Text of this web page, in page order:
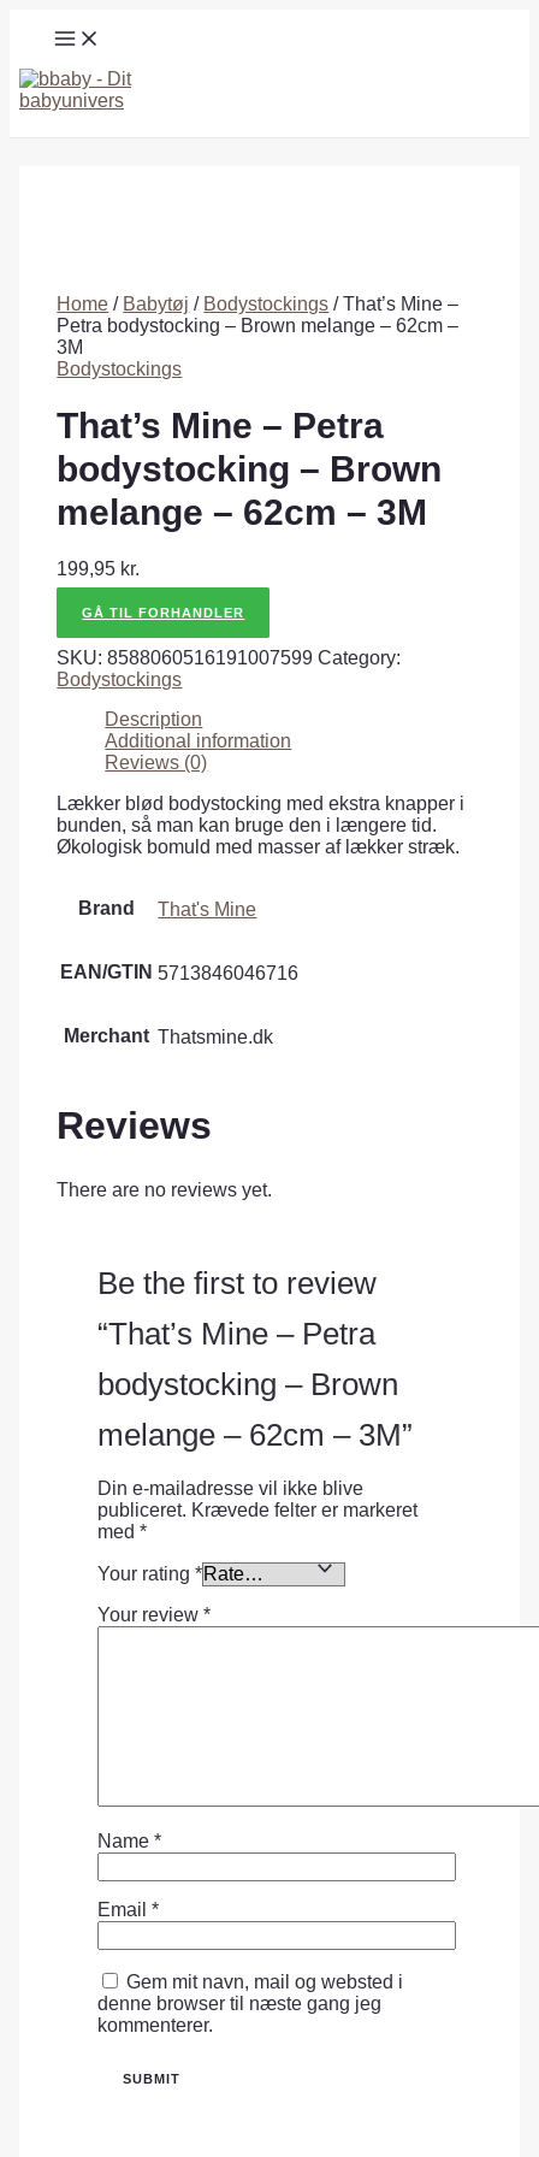
MAIN
MENU
Home / Babytøj / Bodystockings / That’s Mine –
Petra bodystocking – Brown melange – 62cm –
3M
Bodystockings
That’s Mine – Petra
bodystocking – Brown
melange – 62cm – 3M
199,95 kr.
GÅ TIL FORHANDLER
SKU:8588060516191007599 Category:
Bodystockings
Description
Additional information
Reviews (0)
Lækker blød bodystocking med ekstra knapper i
bunden, så man kan bruge den i længere tid.
Økologisk bomuld med masser af lækker stræk.
Brand That's Mine
EAN/GTIN 5713846046716
Merchant Thatsmine.dk
Reviews
There are no reviews yet.
Be the first to review
“That’s Mine – Petra
bodystocking – Brown
melange – 62cm – 3M”
Din e-mailadresse vil ikke blive
publiceret. Krævede felter er markeret
med *
Your rating *
Your review *
Name *
Email *
Gem mit navn, mail og websted i
denne browser til næste gang jeg
kommenterer.